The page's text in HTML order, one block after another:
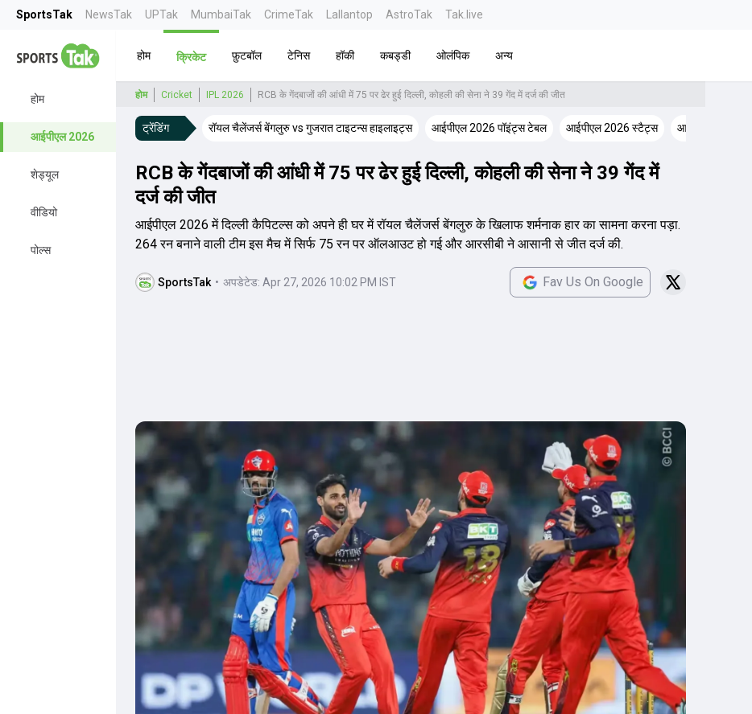
SportsTak NewsTak UPTak MumbaiTak CrimeTak Lallantop AstroTak Tak.live
होम
आईपीएल 2026
शेड्यूल
वीडियो
पोल्स
होम क्रिकेट फ़ुटबॉल टेनिस हॉकी कबड्डी ओलंपिक अन्य
होम Cricket IPL 2026 RCB के गेंदबाजों की आंधी में 75 पर ढेर हुई दिल्ली, कोहली की सेना ने 39 गेंद में दर्ज की जीत
ट्रेंडिंग रॉयल चैलेंजर्स बेंगलुरु vs गुजरात टाइटन्स हाइलाइट्स आईपीएल 2026 पॉइंट्स टेबल आईपीएल 2026 स्टैट्स आईपीएल 2026
RCB के गेंदबाजों की आंधी में 75 पर ढेर हुई दिल्ली, कोहली की सेना ने 39 गेंद में
दर्ज की जीत
आईपीएल 2026 में दिल्ली कैपिटल्स को अपने ही घर में रॉयल चैलेंजर्स बेंगलुरु के खिलाफ शर्मनाक हार का सामना करना पड़ा.
264 रन बनाने वाली टीम इस मैच में सिर्फ 75 रन पर ऑलआउट हो गई और आरसीबी ने आसानी से जीत दर्ज की.
SportsTak • अपडेटेड: Apr 27, 2026 10:02 PM IST Fav Us On Google